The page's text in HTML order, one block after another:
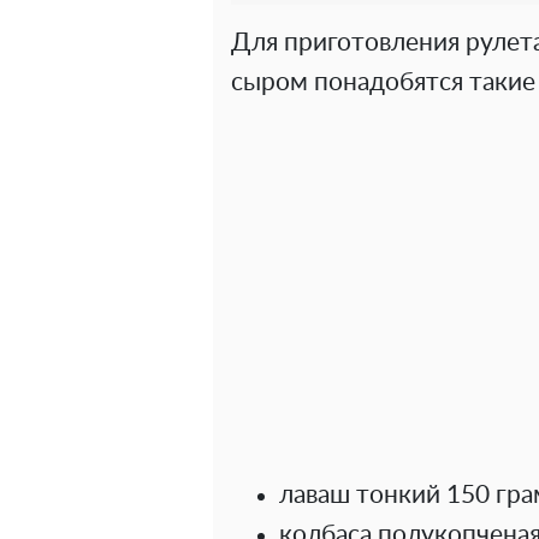
Для приготовления
сыром понадобятся
лаваш тонкий 150